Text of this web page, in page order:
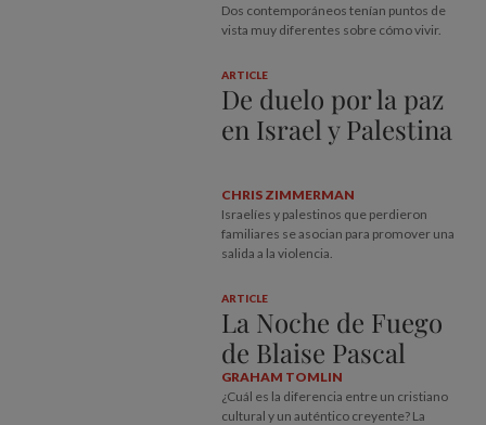
Dos contemporáneos tenían puntos de
vista muy diferentes sobre cómo vivir.
ARTICLE
De duelo por la paz
en Israel y Palestina
CHRIS ZIMMERMAN
Israelíes y palestinos que perdieron
familiares se asocian para promover una
salida a la violencia.
ARTICLE
La Noche de Fuego
de Blaise Pascal
GRAHAM TOMLIN
¿Cuál es la diferencia entre un cristiano
cultural y un auténtico creyente? La